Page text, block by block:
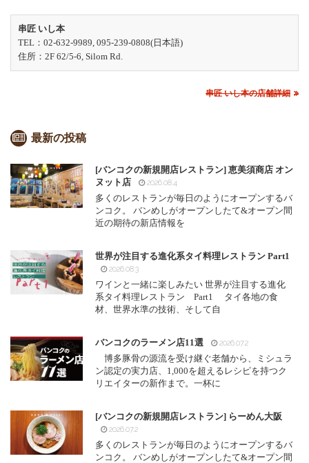
串匠 いし本
TEL：02-632-9989, 095-239-0808(日本語)
住所：2F 62/5-6, Silom Rd.
串匠 いし本の店舗詳細
最新の投稿
[バンコクの新規開店レストラン] 恵美須商店 オン
ヌット店
2026.08.4
多くのレストランが毎日のようにオープンするバ
ンコク。 バンめしがオープンしたて&オープン間
近の期待の新店情報を
世界が注目する進化系タイ料理レストラン Part1
2026.08.3
ワインと一緒に楽しみたい 世界が注目する進化
系タイ料理レストラン Part1 タイ各地の食
材、世界水準の技術、そして自
バンコクのラーメン店11選 2026.07.2
博多豚骨の源流を受け継ぐ老舗から、ミシュラ
ン認定の実力店、1,000を超えるレシピを持つク
リエイターの新作まで。一杯に
[バンコクの新規開店レストラン] らーめん大阪
2026.07.2
多くのレストランが毎日のようにオープンするバ
ンコク。 バンめしがオープンしたて&オープン間